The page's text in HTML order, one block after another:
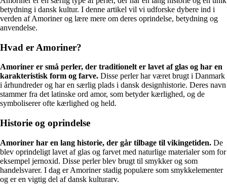
betydning i dansk kultur. I denne artikel vil vi udforske dybere ind i
verden af Amoriner og lære mere om deres oprindelse, betydning og
anvendelse.
Hvad er Amoriner?
Amoriner er små perler, der traditionelt er lavet af glas og har en
karakteristisk form og farve. Disse perler har været brugt i Danmark
i århundreder og har en særlig plads i dansk designhistorie. Deres navn
stammer fra det latinske ord amor, som betyder kærlighed, og de
symboliserer ofte kærlighed og held.
Historie og oprindelse
Amoriner har en lang historie, der går tilbage til vikingetiden. De
blev oprindeligt lavet af glas og farvet med naturlige materialer som for
eksempel jernoxid. Disse perler blev brugt til smykker og som
handelsvarer. I dag er Amoriner stadig populære som smykkelementer
og er en vigtig del af dansk kulturarv.